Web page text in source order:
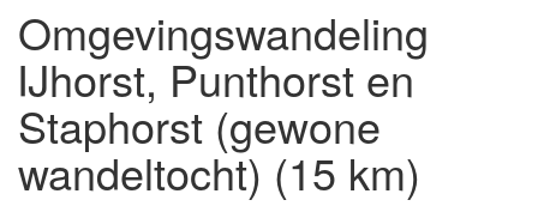
Omgevingswandeling
IJhorst, Punthorst en
Staphorst (gewone
wandeltocht) (15 km)